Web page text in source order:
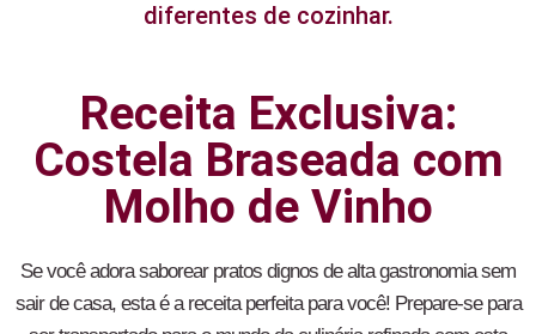
diferentes de cozinhar.
Receita Exclusiva:
Costela Braseada com
Molho de Vinho
Se você adora saborear pratos dignos de alta gastronomia sem
sair de casa, esta é a receita perfeita para você! Prepare-se para